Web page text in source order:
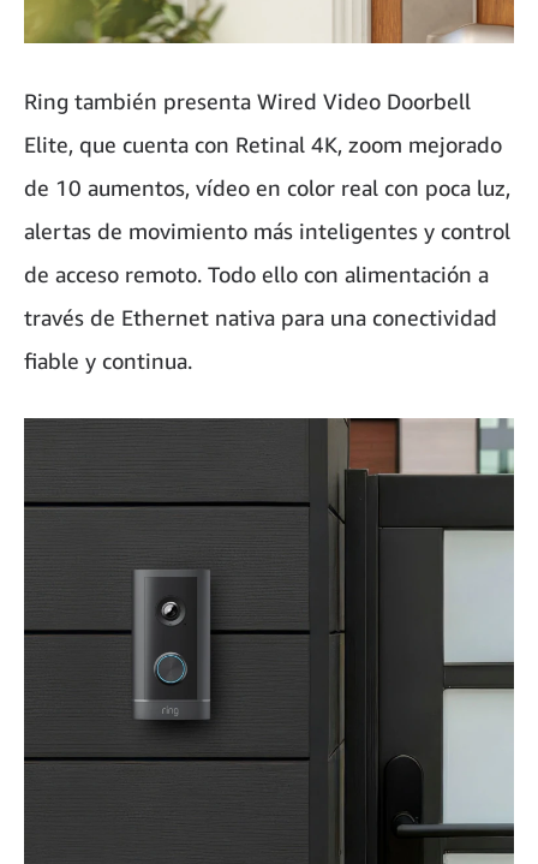
Ring también presenta Wired Video Doorbell
Elite, que cuenta con Retinal 4K, zoom mejorado
de 10 aumentos, vídeo en color real con poca luz,
alertas de movimiento más inteligentes y control
de acceso remoto. Todo ello con alimentación a
través de Ethernet nativa para una conectividad
fiable y continua.